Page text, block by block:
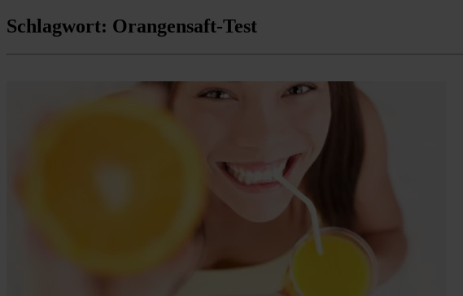
Schlagwort: Orangensaft-Test